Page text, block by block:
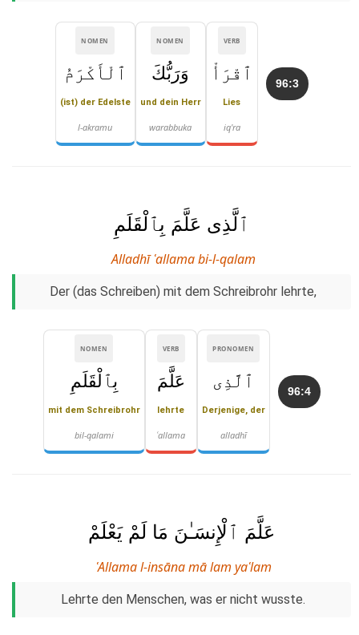
96:3
VERB
ٱقْرَأْ
Lies
iq'ra
NOMEN
وَرَبُّكَ
und dein Herr
warabbuka
NOMEN
ٱلْأَكْرَمُ
(ist) der Edelste
l-akramu
ٱلَّذِى عَلَّمَ بِٱلْقَلَمِ
Alladhī ʿallama bi-l-qalam
Der (das Schreiben) mit dem Schreibrohr lehrte,
96:4
PRONOMEN
ٱلَّذِى
Derjenige, der
alladhī
VERB
عَلَّمَ
lehrte
ʿallama
NOMEN
بِٱلْقَلَمِ
mit dem Schreibrohr
bil-qalami
عَلَّمَ ٱلْإِنسَـٰنَ مَا لَمْ يَعْلَمْ
ʿAllama l-insāna mā lam yaʿlam
Lehrte den Menschen, was er nicht wusste.